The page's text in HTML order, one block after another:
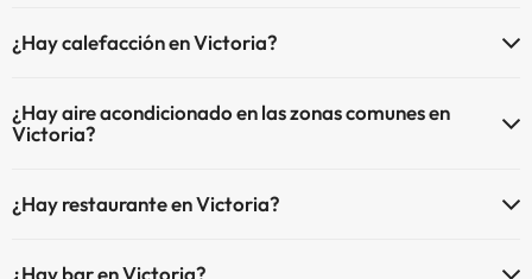
¿Hay calefacción en Victoria?
¿Hay aire acondicionado en las zonas comunes en
Victoria?
¿Hay restaurante en Victoria?
¿Hay bar en Victoria?